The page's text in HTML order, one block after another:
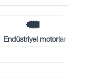
Endüstriyel motorlar